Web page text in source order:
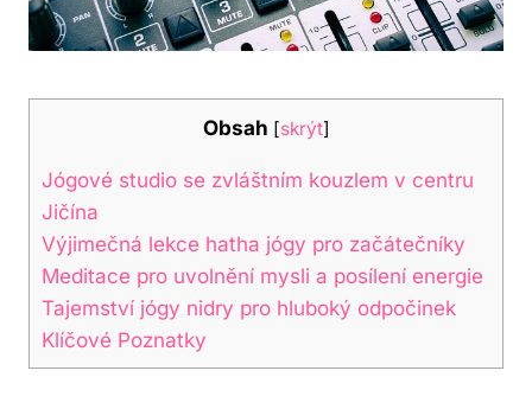
Obsah [skrýt]
Jógové studio se zvláštním kouzlem v centru
Jičína
Výjimečná lekce hatha jógy pro začátečníky
Meditace pro uvolnění mysli a posílení energie
Tajemství jógy nidry pro hluboký odpočinek
Klíčové Poznatky